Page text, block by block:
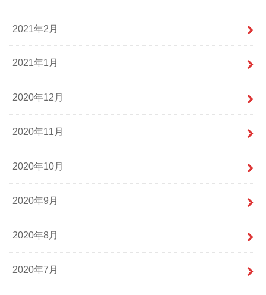
2021年2月
2021年1月
2020年12月
2020年11月
2020年10月
2020年9月
2020年8月
2020年7月